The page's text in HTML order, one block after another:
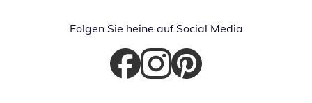
Folgen Sie heine auf Social Media
Öffnet in neuem Fenster
Öffnet in neuem Fenster
Öffnet in neuem Fenster